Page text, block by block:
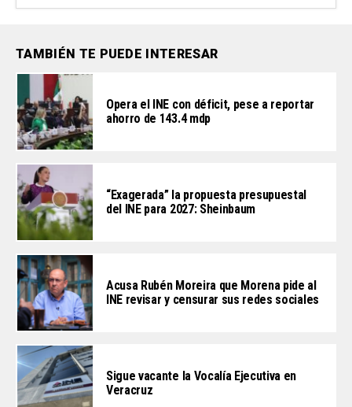
TAMBIÉN TE PUEDE INTERESAR
Opera el INE con déficit, pese a reportar
ahorro de 143.4 mdp
“Exagerada” la propuesta presupuestal
del INE para 2027: Sheinbaum
Acusa Rubén Moreira que Morena pide al
INE revisar y censurar sus redes sociales
Sigue vacante la Vocalía Ejecutiva en
Veracruz